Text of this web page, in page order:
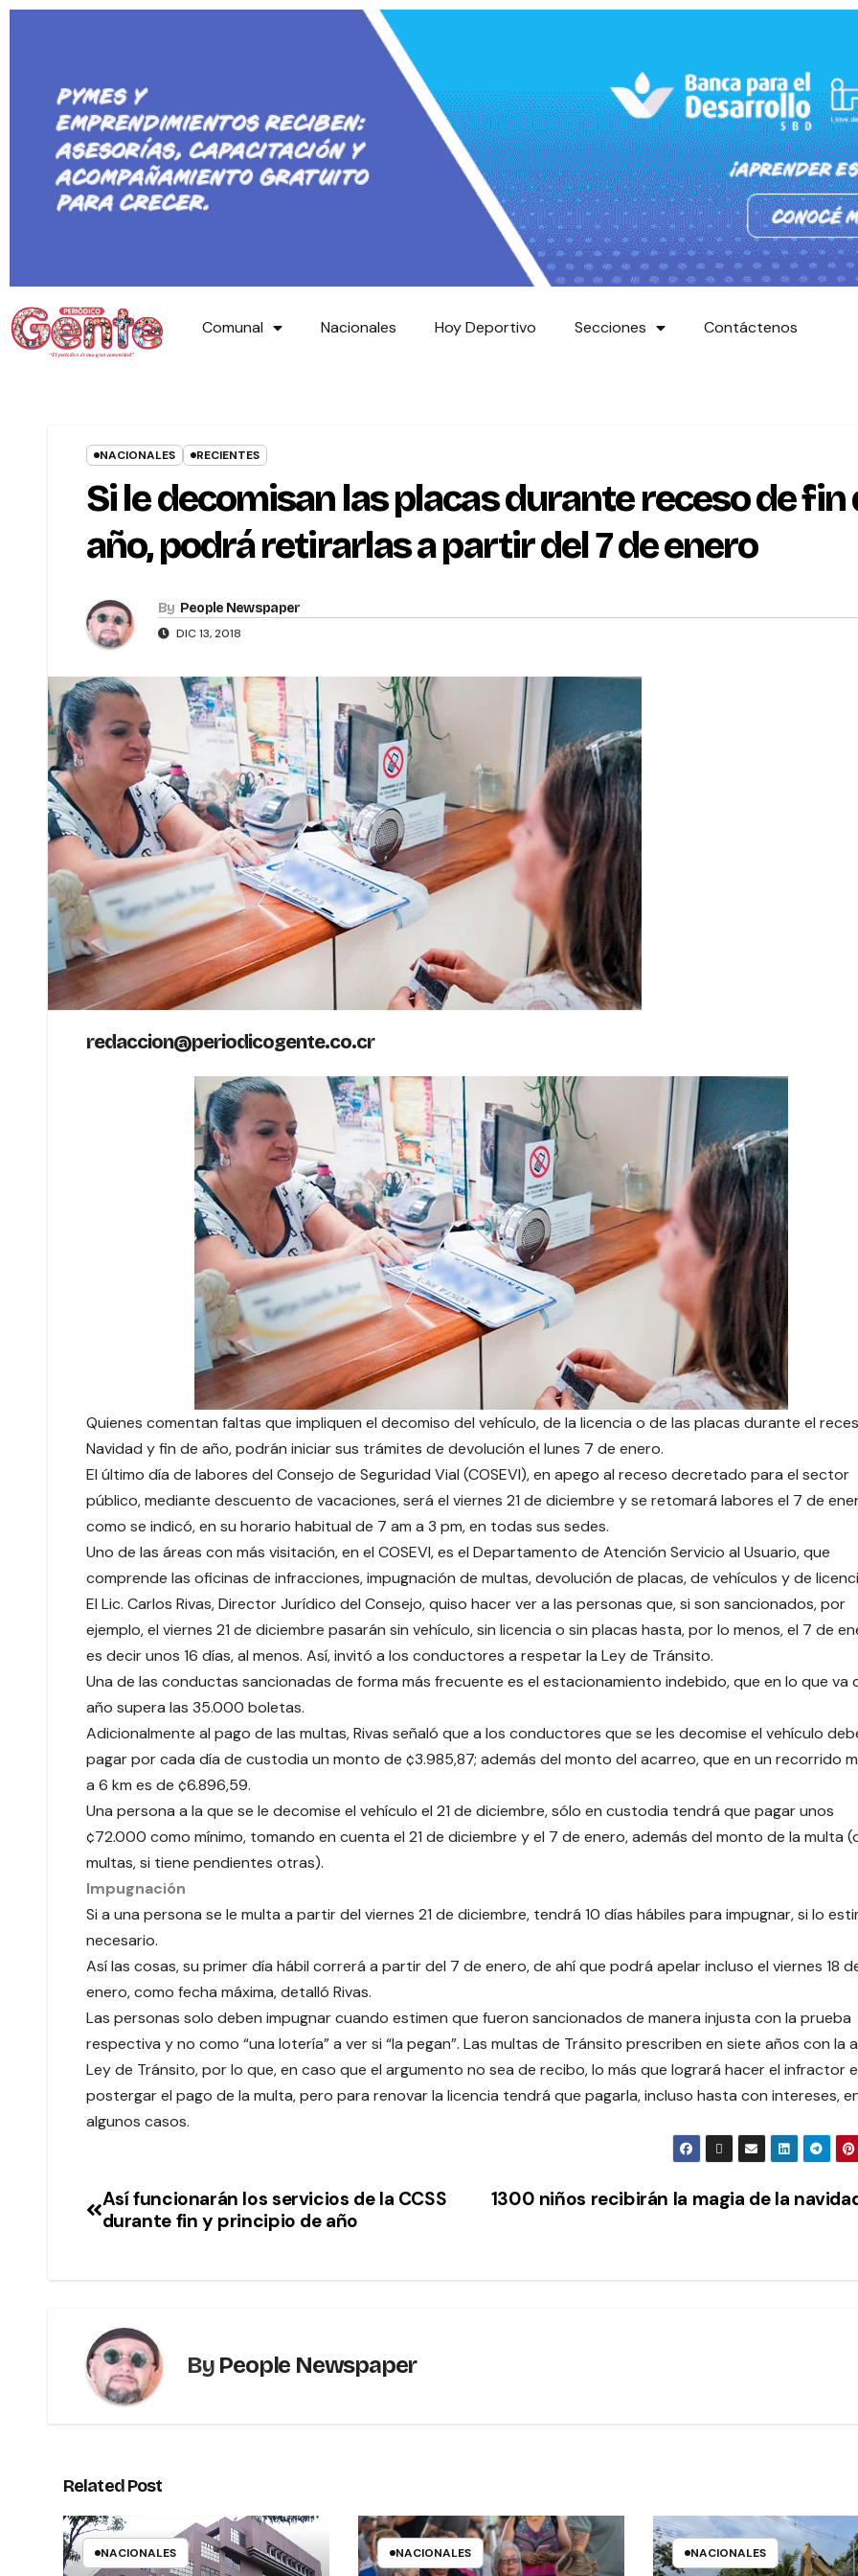
Comunal Nacionales Hoy Deportivo Secciones Contáctenos
NACIONALES RECIENTES
Si le decomisan las placas durante receso de fin
año, podrá retirarlas a partir del 7 de enero
By People Newspaper
DIC 13, 2018
redaccion@periodicogente.co.cr
Quienes comentan faltas que impliquen el decomiso del vehículo, de la licencia o de las placas durante el
Navidad y fin de año, podrán iniciar sus trámites de devolución el lunes 7 de enero.
El último día de labores del Consejo de Seguridad Vial (COSEVI), en apego al receso decretado para el sector
público, mediante descuento de vacaciones, será el viernes 21 de diciembre y se retomará labores el 7 de
como se indicó, en su horario habitual de 7 am a 3 pm, en todas sus sedes.
Uno de las áreas con más visitación, en el COSEVI, es el Departamento de Atención Servicio al Usuario, que
comprende las oficinas de infracciones, impugnación de multas, devolución de placas, de vehículos y de
El Lic. Carlos Rivas, Director Jurídico del Consejo, quiso hacer ver a las personas que, si son sancionados, por
ejemplo, el viernes 21 de diciembre pasarán sin vehículo, sin licencia o sin placas hasta, por lo menos, el 7 de
es decir unos 16 días, al menos. Así, invitó a los conductores a respetar la Ley de Tránsito.
Una de las conductas sancionadas de forma más frecuente es el estacionamiento indebido, que en lo que va
año supera las 35.000 boletas.
Adicionalmente al pago de las multas, Rivas señaló que a los conductores que se les decomise el vehículo
pagar por cada día de custodia un monto de ¢3.985,87; además del monto del acarreo, que en un recorrido
a 6 km es de ¢6.896,59.
Una persona a la que se le decomise el vehículo el 21 de diciembre, sólo en custodia tendrá que pagar unos
¢72.000 como mínimo, tomando en cuenta el 21 de diciembre y el 7 de enero, además del monto de la multa
multas, si tiene pendientes otras).
Impugnación
Si a una persona se le multa a partir del viernes 21 de diciembre, tendrá 10 días hábiles para impugnar, si lo
necesario.
Así las cosas, su primer día hábil correrá a partir del 7 de enero, de ahí que podrá apelar incluso el viernes 18
enero, como fecha máxima, detalló Rivas.
Las personas solo deben impugnar cuando estimen que fueron sancionados de manera injusta con la prueba
respectiva y no como “una lotería” a ver si “la pegan”. Las multas de Tránsito prescriben en siete años con la
Ley de Tránsito, por lo que, en caso que el argumento no sea de recibo, lo más que logrará hacer el infractor
postergar el pago de la multa, pero para renovar la licencia tendrá que pagarla, incluso hasta con intereses,
algunos casos.
1300 niños recibirán la magia de la
Así funcionarán los servicios de la CCSS
durante fin y principio de año
By People Newspaper
Related Post
NACIONALES NACIONALES NACIONALES